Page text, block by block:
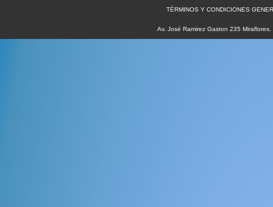
TÉRMINOS Y CONDICIONES
Av. José Ramirez Gaston 235